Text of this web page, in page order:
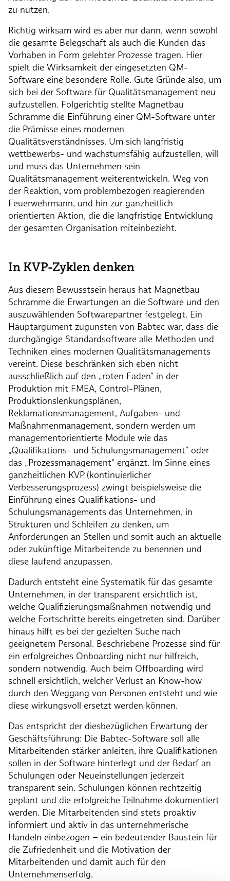
zu nutzen.
Richtig wirksam wird es aber nur dann, wenn sowohl
die gesamte Belegschaft als auch die Kunden das
Vorhaben in Form gelebter Prozesse tragen. Hier
spielt die Wirksamkeit der eingesetzten QM-
Software eine besondere Rolle. Gute Gründe also, um
sich bei der Software für Qualitätsmanagement neu
aufzustellen. Folgerichtig stellte Magnetbau
Schramme die Einführung einer QM-Software unter
die Prämisse eines modernen
Qualitätsverständnisses. Um sich langfristig
wettbewerbs- und wachstumsfähig aufzustellen, will
und muss das Unternehmen sein
Qualitätsmanagement weiterentwickeln. Weg von
der Reaktion, vom problembezogen reagierenden
Feuerwehrmann, und hin zur ganzheitlich
orientierten Aktion, die die langfristige Entwicklung
der gesamten Organisation miteinbezieht.
In KVP-Zyklen denken
Aus diesem Bewusstsein heraus hat Magnetbau
Schramme die Erwartungen an die Software und den
auszuwählenden Softwarepartner festgelegt. Ein
Hauptargument zugunsten von Babtec war, dass die
durchgängige Standardsoftware alle Methoden und
Techniken eines modernen Qualitätsmanagements
vereint. Diese beschränken sich eben nicht
ausschließlich auf den „roten Faden“ in der
Produktion mit FMEA, Control-Plänen,
Produktionslenkungsplänen,
Reklamationsmanagement, Aufgaben- und
Maßnahmenmanagement, sondern werden um
managementorientierte Module wie das
„Qualifikations- und Schulungsmanagement“ oder
das „Prozessmanagement“ ergänzt. Im Sinne eines
ganzheitlichen KVP (kontinuierlicher
Verbesserungsprozess) zwingt beispielsweise die
Einführung eines Qualifikations- und
Schulungsmanagements das Unternehmen, in
Strukturen und Schleifen zu denken, um
Anforderungen an Stellen und somit auch an aktuelle
oder zukünftige Mitarbeitende zu benennen und
diese laufend anzupassen.
Dadurch entsteht eine Systematik für das gesamte
Unternehmen, in der transparent ersichtlich ist,
welche Qualifizierungsmaßnahmen notwendig und
welche Fortschritte bereits eingetreten sind. Darüber
hinaus hilft es bei der gezielten Suche nach
geeignetem Personal. Beschriebene Prozesse sind für
ein erfolgreiches Onboarding nicht nur hilfreich,
sondern notwendig. Auch beim Offboarding wird
schnell ersichtlich, welcher Verlust an Know-how
durch den Weggang von Personen entsteht und wie
diese wirkungsvoll ersetzt werden können.
Das entspricht der diesbezüglichen Erwartung der
Geschäftsführung: Die Babtec-Software soll alle
Mitarbeitenden stärker anleiten, ihre Qualifikationen
sollen in der Software hinterlegt und der Bedarf an
Schulungen oder Neueinstellungen jederzeit
transparent sein. Schulungen können rechtzeitig
geplant und die erfolgreiche Teilnahme dokumentiert
werden. Die Mitarbeitenden sind stets proaktiv
informiert und aktiv in das unternehmerische
Handeln einbezogen – ein bedeutender Baustein für
die Zufriedenheit und die Motivation der
Mitarbeitenden und damit auch für den
Unternehmenserfolg.